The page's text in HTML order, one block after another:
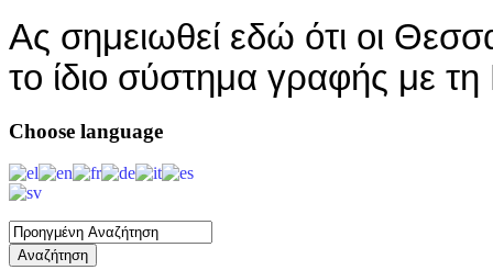
Ας σημειωθεί εδώ ότι οι
το ίδιο σύστημα γραφής με
Choose language